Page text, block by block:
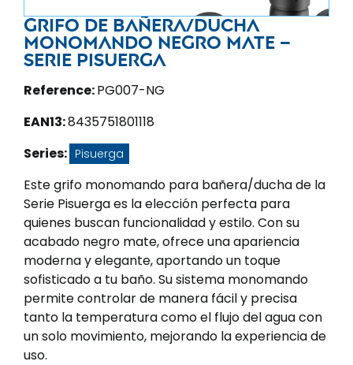
Grifo de bañera/ducha
monomando negro mate –
Serie Pisuerga
Reference:PG007-NG
EAN13:8435751801118
Series: Pisuerga
Este grifo monomando para bañera/ducha de la
Serie Pisuerga es la elección perfecta para
quienes buscan funcionalidad y estilo. Con su
acabado negro mate, ofrece una apariencia
moderna y elegante, aportando un toque
sofisticado a tu baño. Su sistema monomando
permite controlar de manera fácil y precisa
tanto la temperatura como el flujo del agua con
un solo movimiento, mejorando la experiencia de
uso.